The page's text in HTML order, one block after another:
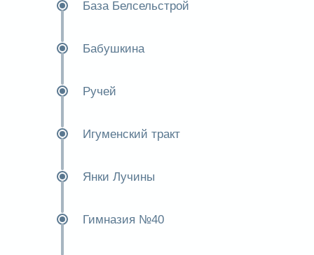
База Белсельстрой
Бабушкина
Ручей
Игуменский тракт
Янки Лучины
Гимназия №40